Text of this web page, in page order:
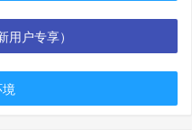
用户专享）